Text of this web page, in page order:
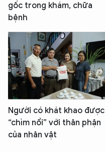
gốc trong khám, chữa
bệnh
Người có khát khao được
“chìm nổi” với thân phận
của nhân vật